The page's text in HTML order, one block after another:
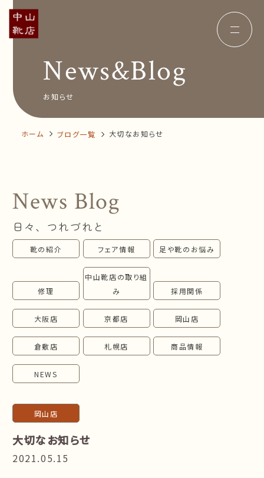
Concept コンセプト
Insole オーダー中敷き
News&Blog
Company 会社概要
オンラインショップ
お問い合わせ
News&Blog
お知らせ
ホーム ブログ一覧 大切なお知らせ
News Blog
日々、つれづれと
靴の紹介 フェア情報 足や靴のお悩み
修理
中山靴店の取り組
み
採用関係
大阪店 京都店 岡山店
倉敷店 札幌店 商品情報
NEWS
岡山店
大切なお知らせ
2021.05.15